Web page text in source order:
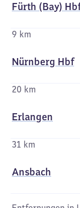
Fürth (Bay)
9 km
Nürnberg Hbf
20 km
Erlangen
31 km
Ansbach